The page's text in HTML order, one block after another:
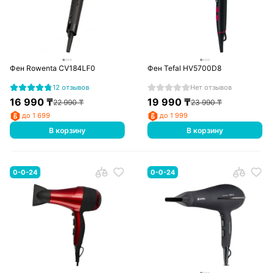
Фен Rowenta CV184LF0
12 отзывов
16 990₸22 990₸
до 1 699
В корзину
Фен Tefal HV5700D8
Нет отзывов
19 990 ₸23 990₸
до 1 999
В корзину
0-0-24 0-0-24